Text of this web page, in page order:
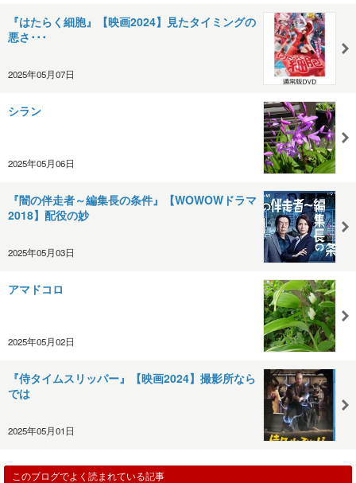
『はたらく細胞』【映画2024】見たタイミングの
悪さ･･･
2025年05月07日
シラン
2025年05月06日
『闇の伴走者～編集長の条件』【WOWOWドラマ
2018】配役の妙
2025年05月03日
アマドコロ
2025年05月02日
『侍タイムスリッパー』【映画2024】撮影所なら
では
2025年05月01日
このブログでよく読まれている記事